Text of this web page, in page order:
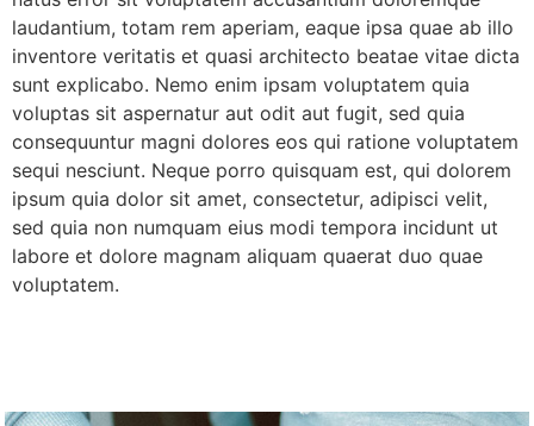
laudantium, totam rem aperiam, eaque ipsa quae ab illo
inventore veritatis et quasi architecto beatae vitae dicta
sunt explicabo. Nemo enim ipsam voluptatem quia
voluptas sit aspernatur aut odit aut fugit, sed quia
consequuntur magni dolores eos qui ratione voluptatem
sequi nesciunt. Neque porro quisquam est, qui dolorem
ipsum quia dolor sit amet, consectetur, adipisci velit,
sed quia non numquam eius modi tempora incidunt ut
labore et dolore magnam aliquam quaerat duo quae
voluptatem.